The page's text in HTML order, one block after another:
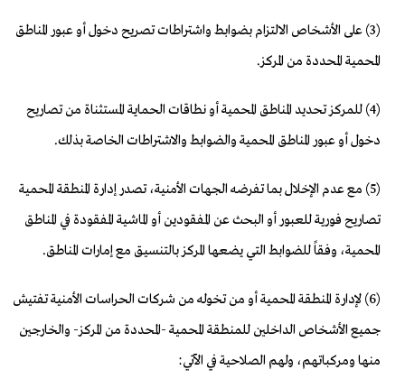
(3) على الأشخاص الالتزام بضوابط واشتراطات تصريح دخول أو عبور المناطق
المحمية المحددة من المركز.
(4) للمركز تحديد المناطق المحمية أو نطاقات الحماية المستثناة من تصاريح
دخول أو عبور المناطق المحمية والضوابط والاشتراطات الخاصة بذلك.
(5) مع عدم الإخلال بما تفرضه الجهات الأمنية، تصدر إدارة المنطقة المحمية
تصاريح فورية للعبور أو البحث عن المفقودين أو الماشية المفقودة في المناطق
المحمية، وفقاً للضوابط التي يضعها المركز بالتنسيق مع إمارات المناطق.
(6) لإدارة المنطقة المحمية أو من تخوله من شركات الحراسات الأمنية تفتيش
جميع الأشخاص الداخلين للمنطقة المحمية -المحددة من المركز- والخارجين
منها ومركباتهم، ولهم الصلاحية في الآتي: